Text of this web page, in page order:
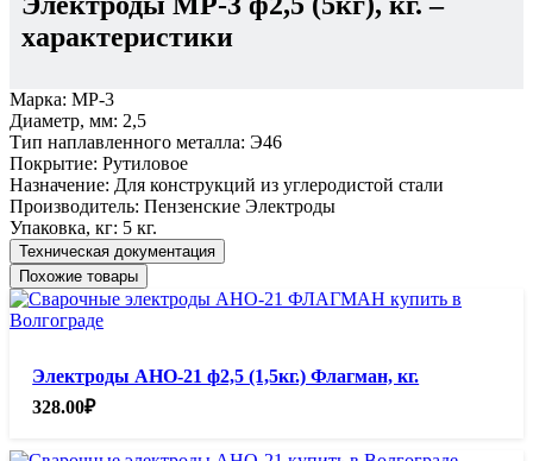
характеристики
Марка: МР-3
Диаметр, мм: 2,5
Тип наплавленного металла: Э46
Покрытие: Рутиловое
Назначение: Для конструкций из углеродистой стали
Производитель: Пензенские Электроды
Упаковка, кг: 5 кг.
Техническая документация
Похожие товары
Электроды АНО-21 ф2,5 (1,5кг.) Флагман, кг.
328.00₽